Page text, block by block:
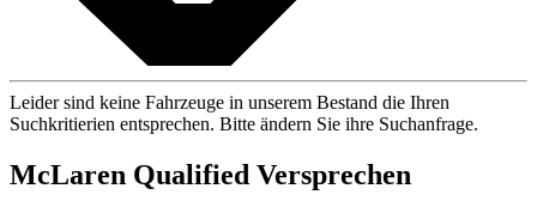
Leider sind keine Fahrzeuge in unserem Bestand die Ihren
Suchkritierien entsprechen. Bitte ändern Sie ihre Suchanfrage.
McLaren Qualified Versprechen